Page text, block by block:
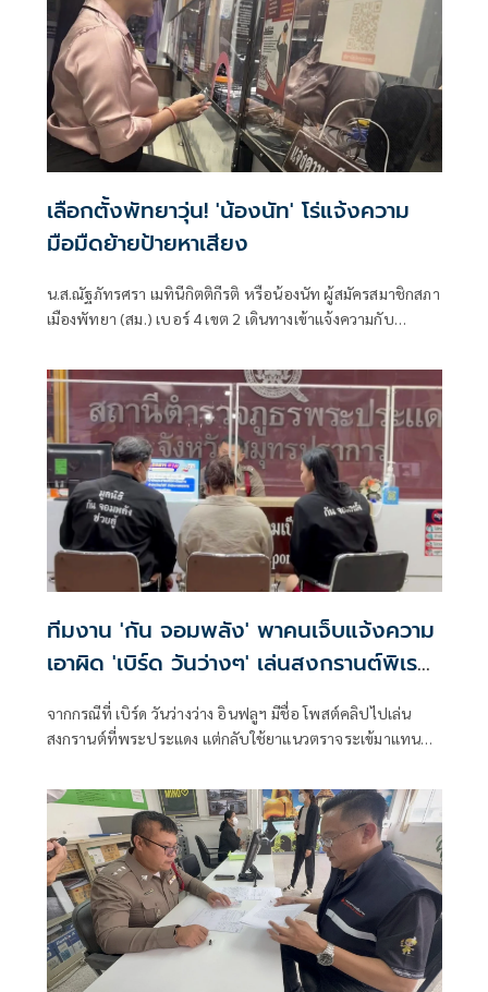
เลือกตั้งพัทยาวุ่น! 'น้องนัท' โร่แจ้งความ
มือมืดย้ายป้ายหาเสียง
น.ส.ณัฐภัทรศรา เมทินีกิตติกีรติ หรือน้องนัท ผู้สมัครสมาชิกสภา
เมืองพัทยา (สม.) เบอร์ 4 เขต 2 เดินทางเข้าแจ้งความกับ
ทีมงาน 'กัน จอมพลัง' พาคนเจ็บแจ้งความ
เอาผิด 'เบิร์ด วันว่างๆ' เล่นสงกรานต์พิเรน
ป้ายกาวยาแนว
จากกรณีที่ เบิร์ด วันว่างว่าง อินฟลูฯ มีชื่อ โพสต์คลิปไปเล่น
สงกรานต์ที่พระประแดง แต่กลับใช้ยาแนวตราจระเข้มาแทน